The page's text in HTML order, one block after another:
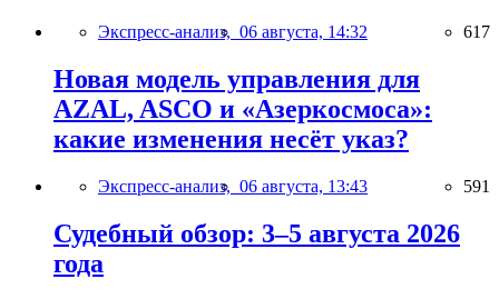
Экспресс-анализ, 06 августа, 14:32 617
Новая модель управления для
AZAL, ASCO и «Азеркосмоса»:
какие изменения несёт указ?
Экспресс-анализ, 06 августа, 13:43 591
Судебный обзор: 3–5 августа 2026
года